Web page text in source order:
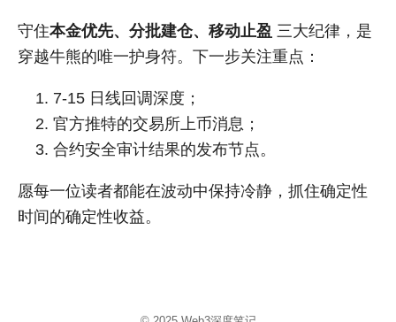
守住本金优先、分批建仓、移动止盈 三大纪律，是
穿越牛熊的唯一护身符。下一步关注重点：
7-15 日线回调深度；
官方推特的交易所上币消息；
合约安全审计结果的发布节点。
愿每一位读者都能在波动中保持冷静，抓住确定性
时间的确定性收益。